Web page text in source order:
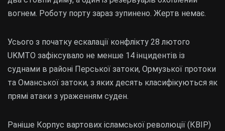
вогнем. Роботу порту зараз зупинено. Жертв немає.
Усього з початку ескалації конфлікту 28 лютого
UKMTO зафіксувало не менше 14 інцидентів із
суднами в районі Перської затоки, Ормузької протоки
та Оманської затоки, з яких десять класифікуються як
прямі атаки з ураженням суден.
Раніше Корпус вартових ісламської революції (КВІР)